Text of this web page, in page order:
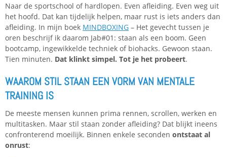
Naar de sportschool of hardlopen. Even afleiding. Even weg uit
het hoofd. Dat kan tijdelijk helpen, maar rust is iets anders dan
afleiding. In mijn boek MINDBOXING – Het gevecht tussen je
oren beschrijf ik daarom Jab#01: staan als een boom. Geen
bootcamp, ingewikkelde techniek of biohacks. Gewoon staan.
Tien minuten. Dat klinkt simpel. Tot je het probeert.
WAAROM STIL STAAN EEN VORM VAN MENTALE
TRAINING IS
De meeste mensen kunnen prima rennen, scrollen, werken en
multitasken. Maar stil staan zonder afleiding? Dat blijkt ineens
confronterend moeilijk. Binnen enkele seconden ontstaat al
onrust: